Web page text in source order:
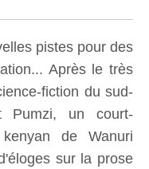
pistes pour des
Après le très
fiction du sud-
Pumzi, un court-
kenyan de Wanuri
sur la prose